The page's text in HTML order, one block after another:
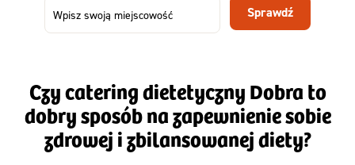
Menu
Sprawdź
Czy catering dietetyczny Dobra to
dobry sposób na zapewnienie sobie
zdrowej i zbilansowanej diety?